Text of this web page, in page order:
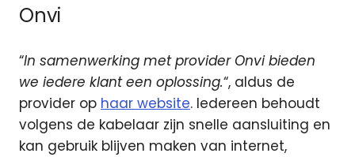
Onvi
“In samenwerking met provider Onvi bieden
we iedere klant een oplossing.“, aldus de
provider op haar website. Iedereen behoudt
volgens de kabelaar zijn snelle aansluiting en
kan gebruik blijven maken van internet,